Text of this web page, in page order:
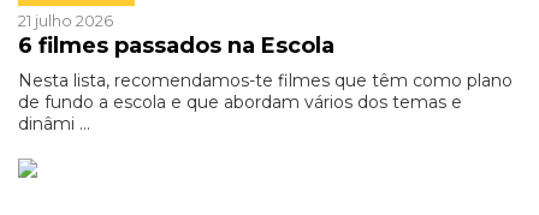
21 julho 2026
6 filmes passados na Escola
Nesta lista, recomendamos-te filmes que têm como plano
de fundo a escola e que abordam vários dos temas e
dinâmi ...